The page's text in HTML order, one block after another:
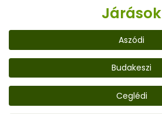
Járások
Aszódi
Budakeszi
Ceglédi